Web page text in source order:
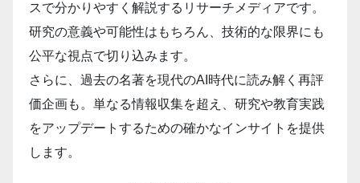
スで分かりやすく解説するリサーチメディアです。
研究の意義や可能性はもちろん、技術的な限界にも
公平な視点で切り込みます。
さらに、過去の名著を現代のAI時代に読み解く再評
価企画も。単なる情報収集を超え、研究や教育実践
をアップデートするための確かなインサイトを提供
します。